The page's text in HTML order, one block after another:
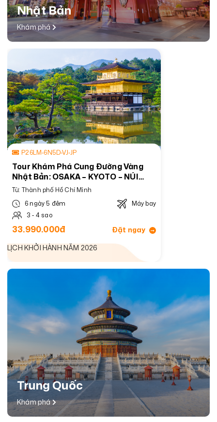
Nhật Bản
Khám phá
P26LM-6N5D-VJ-JP
Tour Khám Phá Cung Đường Vàng
Nhật Bản: OSAKA – KYOTO – NÚI
PHÚ SĨ - TOKYO
Từ: Thành phố Hồ Chí Minh
6 ngày 5 đêm
Máy bay
3 - 4 sao
33.990.000đ
Đặt ngay
LỊCH KHỞI HÀNH NĂM 2026
Trung Quốc
Khám phá